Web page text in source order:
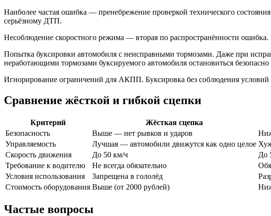
Наиболее частая ошибка — пренебрежение проверкой технического
серьёзному ДТП.
Несоблюдение скоростного режима — вторая по распространённости
Попытка буксировки автомобиля с неисправными тормозами. Даже при
неработающими тормозами буксируемого автомобиля остановиться
Игнорирование ограничений для АКПП. Буксировка без соблюдения
Сравнение жёсткой и гибкой сцепки
Критерий Жёсткая сцепка
Безопасность
Выше — нет рывков и ударов
Управляемость
Лучшая — автомобили движутся как одно целое
Скорость движения
До 50 км/ч
До
Требование к водителю
Не всегда обязательно
Условия использования
Запрещена в гололёд
Стоимость оборудования Выше (от 2000 рублей)
Частые вопросы